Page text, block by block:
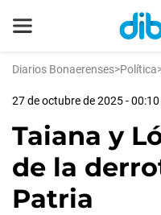
Diarios Bonaerenses>Política
27 de octubre de 2025 - 00:10
Taiana y
de la
Patria